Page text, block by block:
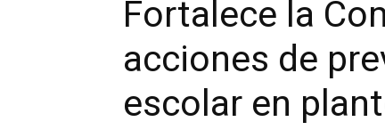
Fortalece la
acciones de
escolar en